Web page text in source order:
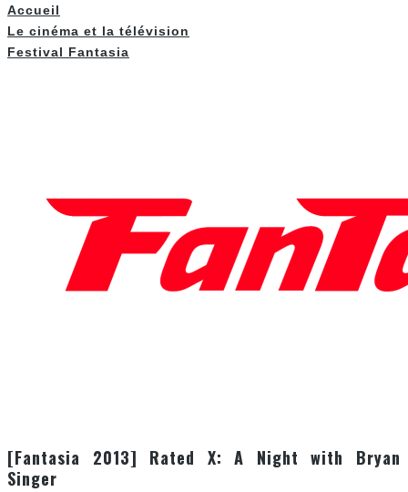
Accueil
Le cinéma et la télévision
Festival Fantasia
[Fantasia 2013] Rated X: A Night with Bryan
Singer